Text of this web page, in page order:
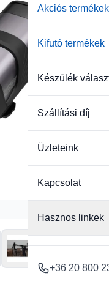
Akciós termékek
Kifutó termékek
Készülék
Szállítási díj
Üzleteink
Kapcsolat
Hasznos linkek
+36 20 800